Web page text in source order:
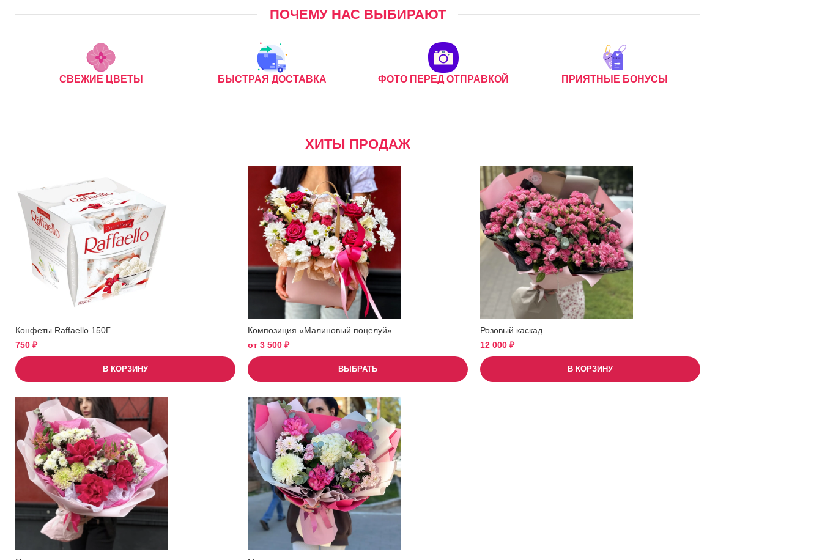
ПОЧЕМУ НАС ВЫБИРАЮТ
СВЕЖИЕ ЦВЕТЫ БЫСТРАЯ ДОСТАВКА ФОТО ПЕРЕД ОТПРАВКОЙ ПРИЯТНЫЕ БОНУСЫ
ХИТЫ ПРОДАЖ
Конфеты Raffaello 150Г
750 ₽
В КОРЗИНУ
Композиция «Малиновый поцелуй»
от 3 500 ₽
ВЫБРАТЬ
Розовый каскад
12 000 ₽
В КОРЗИНУ